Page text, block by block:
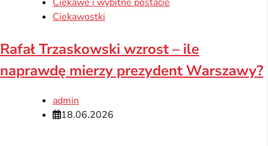
Ciekawostki
Rafał Trzaskowski wzrost – ile
naprawdę mierzy prezydent Warszawy?
admin
18.06.2026